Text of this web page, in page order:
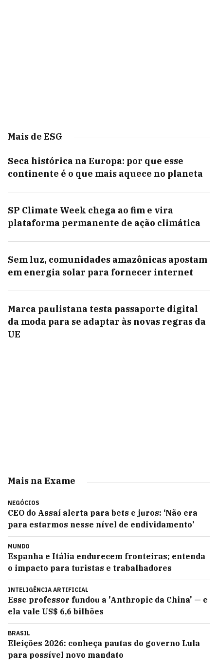
Mais de ESG
Seca histórica na Europa: por que esse
continente é o que mais aquece no planeta
SP Climate Week chega ao fim e vira
plataforma permanente de ação climática
Sem luz, comunidades amazônicas apostam
em energia solar para fornecer internet
Marca paulistana testa passaporte digital
da moda para se adaptar às novas regras da
UE
Mais na Exame
NEGÓCIOS
CEO do Assaí alerta para bets e juros: ‘Não era
para estarmos nesse nível de endividamento’
MUNDO
Espanha e Itália endurecem fronteiras; entenda
o impacto para turistas e trabalhadores
INTELIGÊNCIA ARTIFICIAL
Esse professor fundou a 'Anthropic da China' — e
ela vale US$ 6,6 bilhões
BRASIL
Eleições 2026: conheça pautas do governo Lula
para possível novo mandato